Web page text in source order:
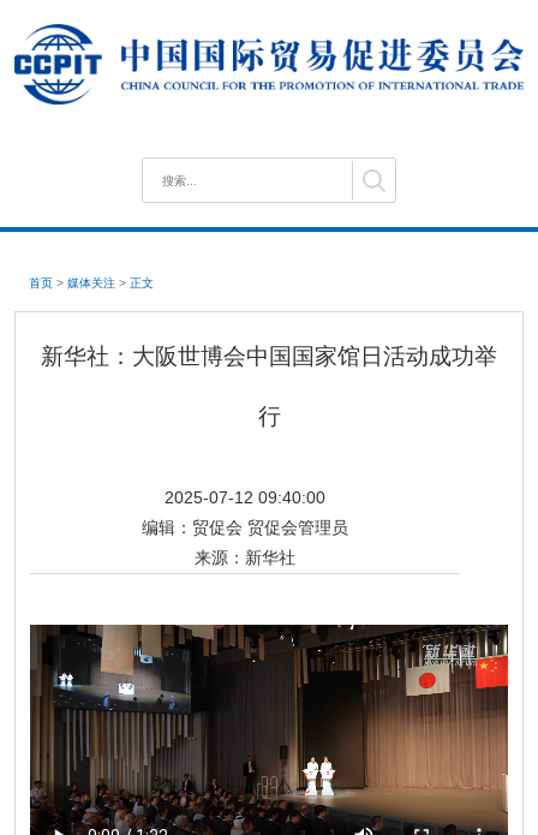
首页 > 媒体关注 > 正文
新华社：大阪世博会中国国家馆日活动成功举
行
2025-07-12 09:40:00
编辑： 贸促会 贸促会管理员
来源： 新华社